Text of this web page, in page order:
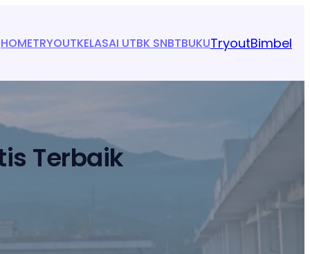
HOMETRYOUTKELASAI UTBK SNBTBUKUTryoutBimbel
Terbaik